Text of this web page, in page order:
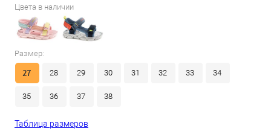
Цвета в наличии
Размер:
27 28 29 30 31 32 33 34
35 36 37 38
Таблица размеров